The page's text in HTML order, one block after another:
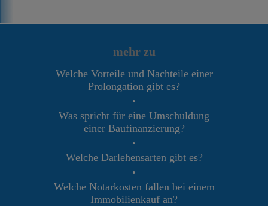
mehr zu
Welche Vorteile und Nachteile einer
Prolongation gibt es?
•
Was spricht für eine Umschuldung
einer Baufinanzierung?
•
Welche Darlehensarten gibt es?
•
Welche Notarkosten fallen bei einem
Immobilienkauf an?